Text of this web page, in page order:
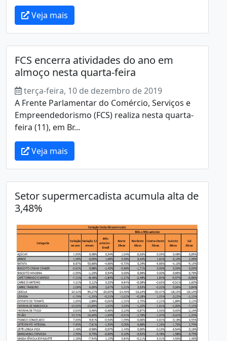
Veja mais
FCS encerra atividades do ano em
almoço nesta quarta-feira
terça-feira, 10 de dezembro de 2019
A Frente Parlamentar do Comércio, Serviços e
Empreendedorismo (FCS) realiza nesta quarta-
feira (11), em Br...
Veja mais
Setor supermercadista acumula alta de
3,48%